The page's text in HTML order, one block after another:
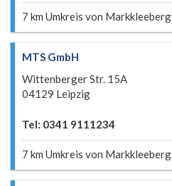
7 km Umkreis von Markkleeberg
MTS GmbH
Wittenberger Str. 15A
04129 Leipzig
Tel: 0341 9111234
7 km Umkreis von Markkleeberg